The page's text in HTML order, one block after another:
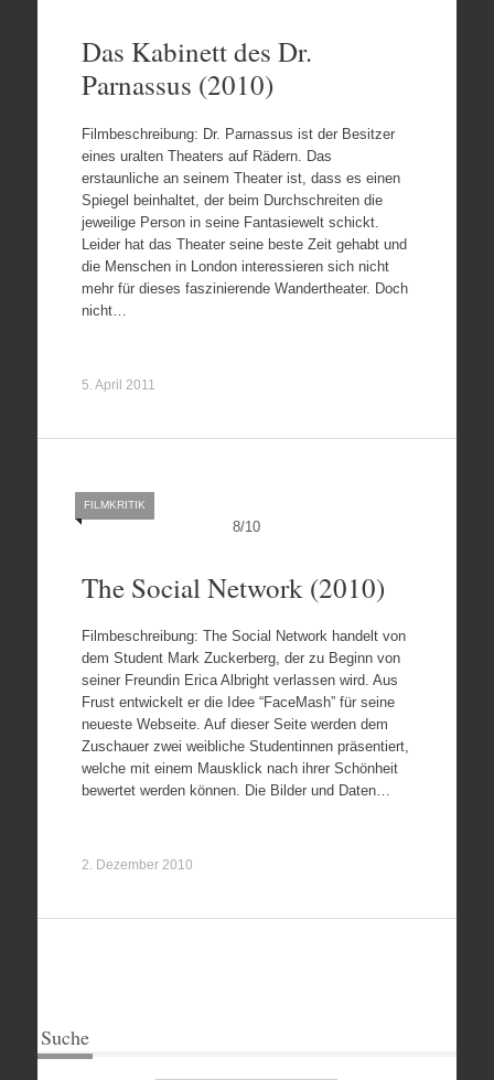
Das Kabinett des Dr.
Parnassus (2010)
Filmbeschreibung: Dr. Parnassus ist der Besitzer
eines uralten Theaters auf Rädern. Das
erstaunliche an seinem Theater ist, dass es einen
Spiegel beinhaltet, der beim Durchschreiten die
jeweilige Person in seine Fantasiewelt schickt.
Leider hat das Theater seine beste Zeit gehabt und
die Menschen in London interessieren sich nicht
mehr für dieses faszinierende Wandertheater. Doch
nicht…
5. April 2011
8/10
FILMKRITIK
The Social Network (2010)
Filmbeschreibung: The Social Network handelt von
dem Student Mark Zuckerberg, der zu Beginn von
seiner Freundin Erica Albright verlassen wird. Aus
Frust entwickelt er die Idee “FaceMash” für seine
neueste Webseite. Auf dieser Seite werden dem
Zuschauer zwei weibliche Studentinnen präsentiert,
welche mit einem Mausklick nach ihrer Schönheit
bewertet werden können. Die Bilder und Daten…
2. Dezember 2010
Suche